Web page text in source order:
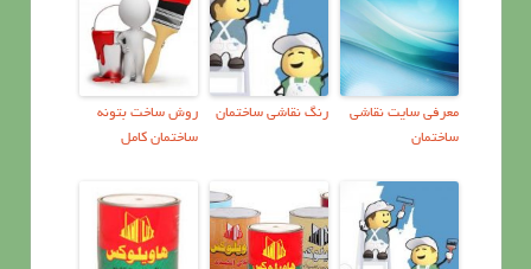
معرفي سايت نقاشي
ساختمان
رنگ نقاشی ساختمان
روش ساخت بتونه
ساختمان کامل